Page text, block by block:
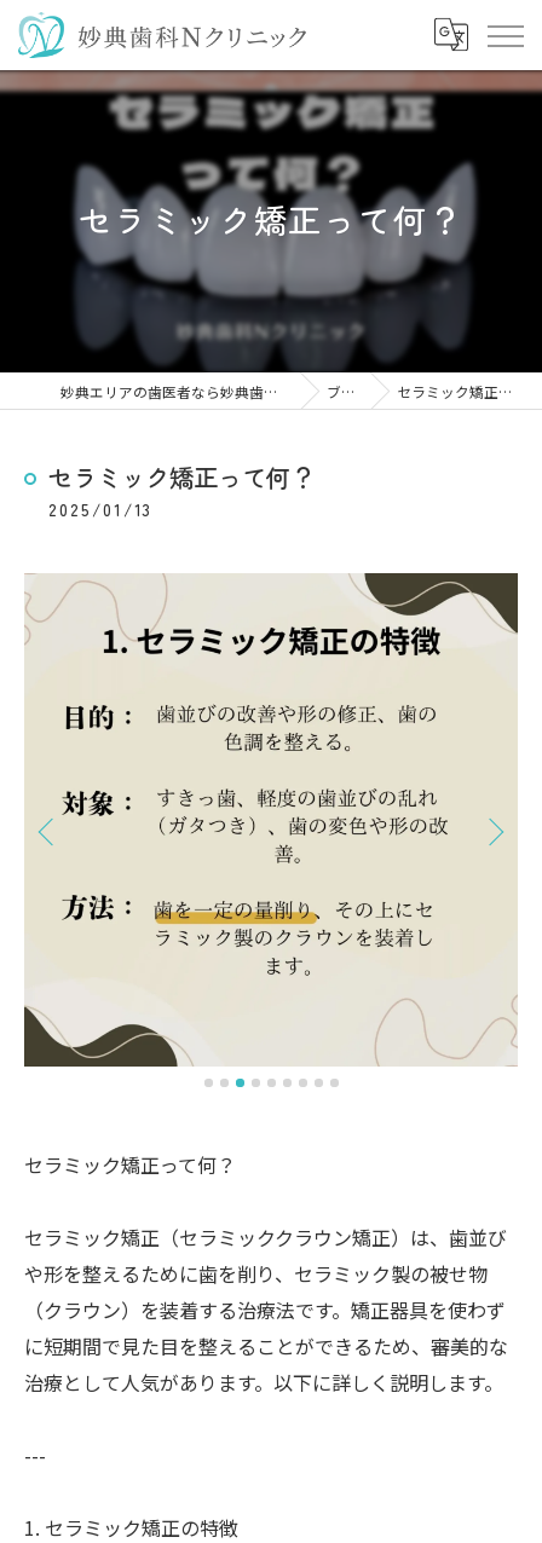
セラミック矯正って何？
妙典エリアの歯医者なら妙典歯科Nクリニック ブログ セラミック矯正って何？
セラミック矯正って何？
2025/01/13
セラミック矯正って何？
セラミック矯正（セラミッククラウン矯正）は、歯並び
や形を整えるために歯を削り、セラミック製の被せ物
（クラウン）を装着する治療法です。矯正器具を使わず
に短期間で見た目を整えることができるため、審美的な
治療として人気があります。以下に詳しく説明します。
---
1. セラミック矯正の特徴